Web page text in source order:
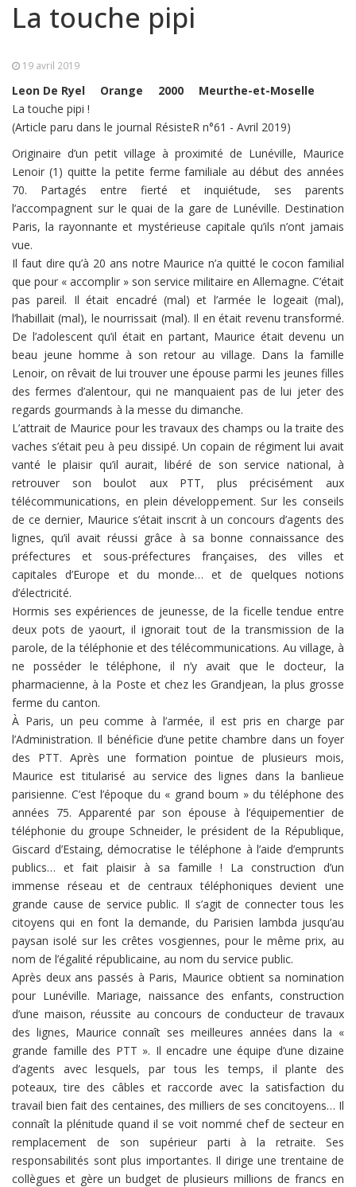
La touche pipi
19 avril 2019
Leon De Ryel Orange 2000
Meurthe-et-Moselle
La touche pipi !
(Article paru dans le journal RésisteR n°61 - Avril 2019)
Originaire d’un petit village à proximité de Lunéville, Maurice
Lenoir (1) quitte la petite ferme familiale au début des années
70. Partagés entre fierté et inquiétude, ses parents
l’accompagnent sur le quai de la gare de Lunéville. Destination
Paris, la rayonnante et mystérieuse capitale qu’ils n’ont jamais
vue.
Il faut dire qu’à 20 ans notre Maurice n’a quitté le cocon familial
que pour « accomplir » son service militaire en Allemagne. C’était
pas pareil. Il était encadré (mal) et l’armée le logeait (mal),
l’habillait (mal), le nourrissait (mal). Il en était revenu transformé.
De l’adolescent qu’il était en partant, Maurice était devenu un
beau jeune homme à son retour au village. Dans la famille
Lenoir, on rêvait de lui trouver une épouse parmi les jeunes filles
des fermes d’alentour, qui ne manquaient pas de lui jeter des
regards gourmands à la messe du dimanche.
L’attrait de Maurice pour les travaux des champs ou la traite des
vaches s’était peu à peu dissipé. Un copain de régiment lui avait
vanté le plaisir qu’il aurait, libéré de son service national, à
retrouver son boulot aux PTT, plus précisément aux
télécommunications, en plein développement. Sur les conseils
de ce dernier, Maurice s’était inscrit à un concours d’agents des
lignes, qu’il avait réussi grâce à sa bonne connaissance des
préfectures et sous-préfectures françaises, des villes et
capitales d’Europe et du monde… et de quelques notions
d’électricité.
Hormis ses expériences de jeunesse, de la ficelle tendue entre
deux pots de yaourt, il ignorait tout de la transmission de la
parole, de la téléphonie et des télécommunications. Au village, à
ne posséder le téléphone, il n’y avait que le docteur, la
pharmacienne, à la Poste et chez les Grandjean, la plus grosse
ferme du canton.
À Paris, un peu comme à l’armée, il est pris en charge par
l’Administration. Il bénéficie d’une petite chambre dans un foyer
des PTT. Après une formation pointue de plusieurs mois,
Maurice est titularisé au service des lignes dans la banlieue
parisienne. C’est l’époque du « grand boum » du téléphone des
années 75. Apparenté par son épouse à l’équipementier de
téléphonie du groupe Schneider, le président de la République,
Giscard d’Estaing, démocratise le téléphone à l’aide d’emprunts
publics… et fait plaisir à sa famille ! La construction d’un
immense réseau et de centraux téléphoniques devient une
grande cause de service public. Il s’agit de connecter tous les
citoyens qui en font la demande, du Parisien lambda jusqu’au
paysan isolé sur les crêtes vosgiennes, pour le même prix, au
nom de l’égalité républicaine, au nom du service public.
Après deux ans passés à Paris, Maurice obtient sa nomination
pour Lunéville. Mariage, naissance des enfants, construction
d’une maison, réussite au concours de conducteur de travaux
des lignes, Maurice connaît ses meilleures années dans la «
grande famille des PTT ». Il encadre une équipe d’une dizaine
d’agents avec lesquels, par tous les temps, il plante des
poteaux, tire des câbles et raccorde avec la satisfaction du
travail bien fait des centaines, des milliers de ses concitoyens… Il
connaît la plénitude quand il se voit nommé chef de secteur en
remplacement de son supérieur parti à la retraite. Ses
responsabilités sont plus importantes. Il dirige une trentaine de
collègues et gère un budget de plusieurs millions de francs en